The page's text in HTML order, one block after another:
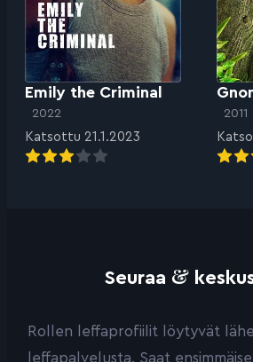
Emily the Criminal
2022
Katsottu 21.1.2023
2011
Seuraa &
Rollen leffaprofiilit löytyvät
leffapalvelusta. Saat